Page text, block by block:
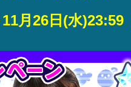
月26日(水)23:59